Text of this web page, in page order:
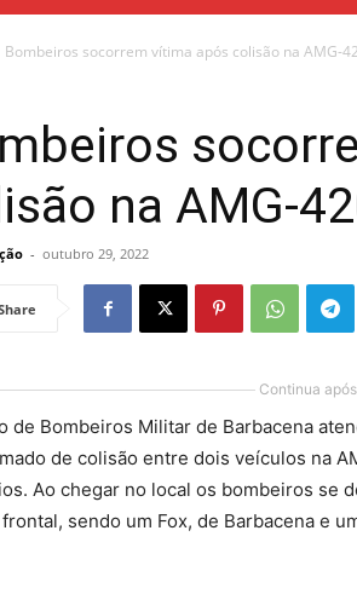
Bombeiros socorrem vítima após colisão na AMG-
na AMG-
- outubro 29, 2022
Continua
de Bombeiros Militar de Barbacena
de colisão entre dois veículos na
Ao chegar no local os bombeiros se
sendo um Fox, de Barbacena e